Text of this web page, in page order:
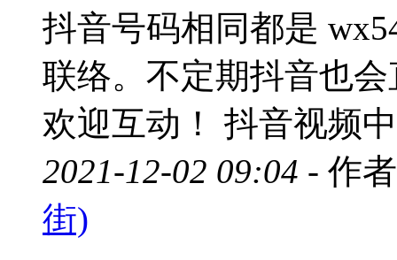
抖音号码相同都是
联络。不定期抖音也
欢迎互动！ 抖音视频
2021-12-02 09:04 - 作
街)